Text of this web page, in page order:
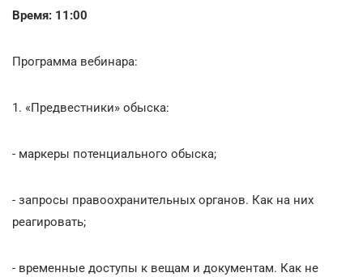
Время: 11:00
Программа вебинара:
1. «Предвестники» обыска:
- маркеры потенциального обыска;
- запросы правоохранительных органов. Как на них
реагировать;
- временные доступы к вещам и документам. Как не